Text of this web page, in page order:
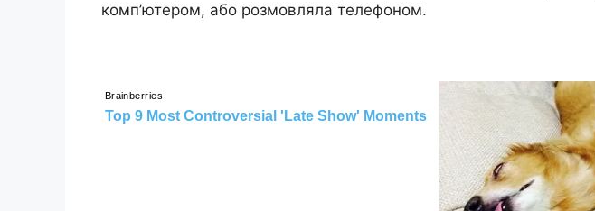
комп’ютером, або розмовляла телефоном.